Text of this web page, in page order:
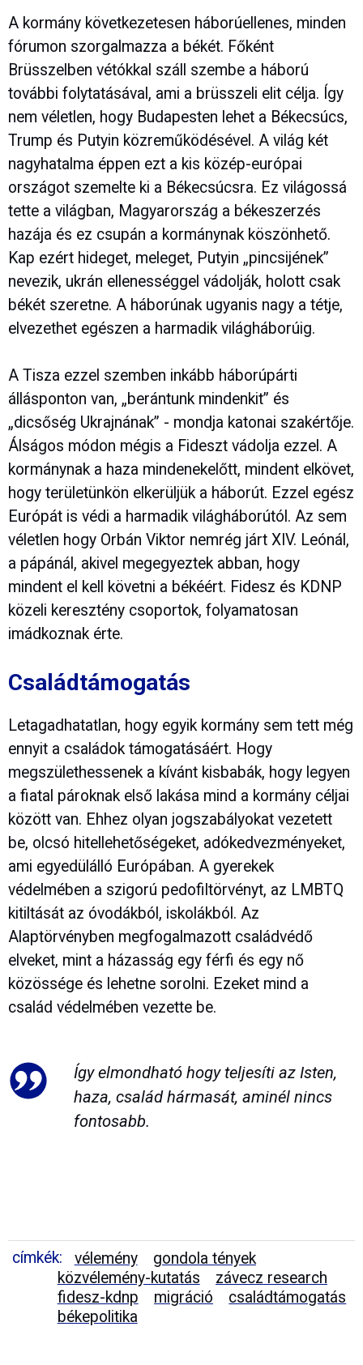
A kormány következetesen háborúellenes, minden
fórumon szorgalmazza a békét. Főként
Brüsszelben vétókkal száll szembe a háború
további folytatásával, ami a brüsszeli elit célja. Így
nem véletlen, hogy Budapesten lehet a Békecsúcs,
Trump és Putyin közreműködésével. A világ két
nagyhatalma éppen ezt a kis közép-európai
országot szemelte ki a Békecsúcsra. Ez világossá
tette a világban, Magyarország a békeszerzés
hazája és ez csupán a kormánynak köszönhető.
Kap ezért hideget, meleget, Putyin „pincsijének”
nevezik, ukrán ellenességgel vádolják, holott csak
békét szeretne. A háborúnak ugyanis nagy a tétje,
elvezethet egészen a harmadik világháborúig.
A Tisza ezzel szemben inkább háborúpárti
állásponton van, „berántunk mindenkit” és
„dicsőség Ukrajnának” - mondja katonai szakértője.
Álságos módon mégis a Fideszt vádolja ezzel. A
kormánynak a haza mindenekelőtt, mindent elkövet,
hogy területünkön elkerüljük a háborút. Ezzel egész
Európát is védi a harmadik világháborútól. Az sem
véletlen hogy Orbán Viktor nemrég járt XIV. Leónál,
a pápánál, akivel megegyeztek abban, hogy
mindent el kell követni a békéért. Fidesz és KDNP
közeli keresztény csoportok, folyamatosan
imádkoznak érte.
Családtámogatás
Letagadhatatlan, hogy egyik kormány sem tett még
ennyit a családok támogatásáért. Hogy
megszülethessenek a kívánt kisbabák, hogy legyen
a fiatal pároknak első lakása mind a kormány céljai
között van. Ehhez olyan jogszabályokat vezetett
be, olcsó hitellehetőségeket, adókedvezményeket,
ami egyedülálló Európában. A gyerekek
védelmében a szigorú pedofiltörvényt, az LMBTQ
kitiltását az óvodákból, iskolákból. Az
Alaptörvényben megfogalmazott családvédő
elveket, mint a házasság egy férfi és egy nő
közössége és lehetne sorolni. Ezeket mind a
család védelmében vezette be.
Így elmondható hogy teljesíti az Isten,
haza, család hármasát, aminél nincs
fontosabb.
címkék: vélemény
gondola tények
közvélemény-kutatás
závecz research
fidesz-kdnp
migráció
családtámogatás
békepolitika